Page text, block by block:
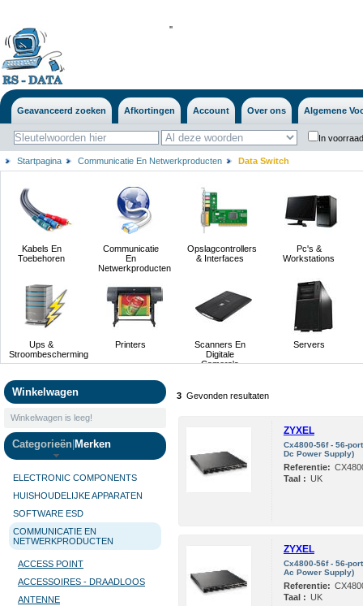
''
Geavanceerd zoeken Afkortingen Account Over ons Algemene
In
Startpagina Communicatie En Netwerkproducten Data Switch
Kabels En
Toebehoren
Communicatie
En
Netwerkproducten
Opslagcontrollers
& Interfaces
Pc's &
Workstations
Ups &
Stroombescherming
Printers
Scanners En
Digitale
Camera's
Servers
Winkelwagen
Winkelwagen is leeg!
Categorieën Merken
ELECTRONIC COMPONENTS
HUISHOUDELIJKE APPARATEN
SOFTWARE ESD
COMMUNICATIE EN
NETWERKPRODUCTEN
ACCESS POINT
ACCESSOIRES - DRAADLOOS
ANTENNE
3 Gevonden resultaten
ZYXEL
Cx4800-56f - 56-
Dc Power Supply)
Referentie:
Taal : UK
ZYXEL
Cx4800-56f - 56-
Ac Power Supply)
Referentie:
Taal : UK